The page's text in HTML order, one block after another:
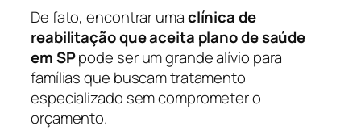
De fato, encontrar umaclínica de
reabilitação que aceita plano de saúde
em SPpode ser um grande alívio para
famílias que buscam tratamento
especializado sem comprometer o
orçamento.